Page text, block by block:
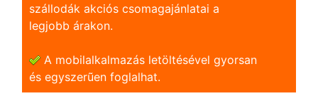
szállodák akciós csomagajánlatai a
legjobb árakon.
A mobilalkalmazás letöltésével gyorsan
és egyszerũen foglalhat.